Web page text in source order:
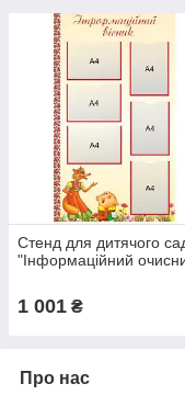
Стенд для дитячого
"Інформаційний
1 001 ₴
Про нас